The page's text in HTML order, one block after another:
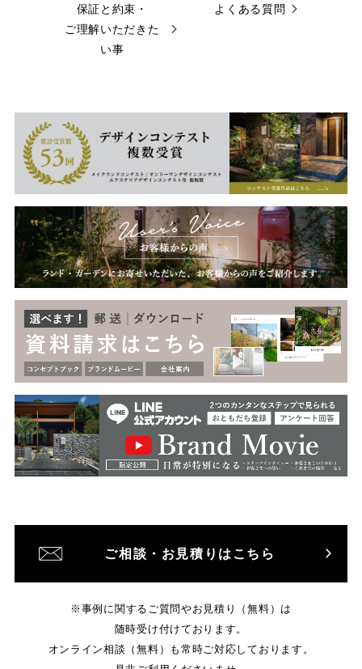
保証と約束・
ご理解いただきた
い事
よくある質問
ご相談・お見積りはこちら
※事例に関するご質問やお見積り（無料）は
随時受け付けております。
オンライン相談（無料）も常時ご対応しております。